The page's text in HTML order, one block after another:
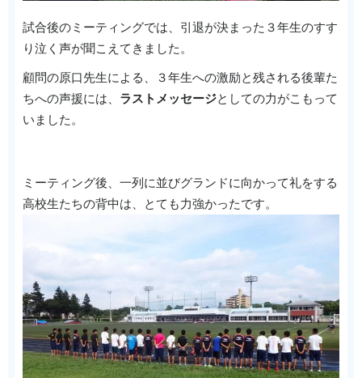
試合後のミーティングでは、引退が決まった３年生のすす
り泣く声が聞こえてきました。
顧問の原口先生による、３年生への激励と残される後輩た
ちへの声援には、 ラストメッセージとしての力がこもって
いました。
ミーティング後、一列に並びグランドに向かって礼をする
高校生たちの背中は、とても力強かったです。